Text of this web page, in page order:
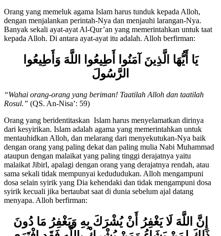
Orang yang memeluk agama Islam harus tunduk kepada Alloh,
dengan menjalankan perintah-Nya dan menjauhi larangan-Nya.
Banyak sekali ayat-ayat Al-Qur’an yang memerintahkan untuk taat
kepada Alloh. Di antara ayat-ayat itu adalah. Alloh berfirman:
يَا أَيُّهَا الَّذِينَ آمَنُوا أَطِيعُوا اللَّهَ وَأَطِيعُوا
الرَّسُولَ
“Wahai orang-orang yang beriman! Taatilah Alloh dan taatilah
Orang yang beridentitaskan Islam harus menyelamatkan dirinya
dari kesyirikan. Islam adalah agama yang memerintahkan untuk
mentauhidkan Alloh, dan melarang dari menyekutukan-Nya baik
dengan orang yang paling dekat dan paling mulia Nabi Muhammad
ataupun dengan malaikat yang paling tinggi derajatnya yaitu
malaikat Jibirl, apalagi dengan orang yang derajatnya rendah, atau
sama sekali tidak mempunyai kedududukan. Alloh mengampuni
dosa selain syirik yang Dia kehendaki dan tidak mengampuni dosa
syirik kecuali jika bertaubat saat di dunia sebelum ajal datang
إِنَّ اللَّهَ لَا يَغْفِرُ أَنْ يُشْرَكَ بِهِ وَيَغْفِرُ مَا دُونَ